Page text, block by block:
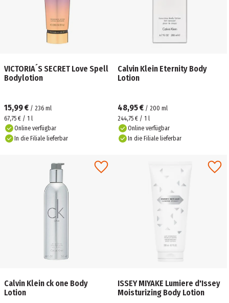
VICTORIA´S SECRET Love Spell
Bodylotion
15,99 € / 236 ml
67,75 € / 1 l
Online verfügbar
In die Filiale lieferbar
Calvin Klein Eternity Body
Lotion
48,95 € / 200 ml
244,75 € / 1 l
Online verfügbar
In die Filiale lieferbar
Calvin Klein ck one Body
Lotion
ISSEY MIYAKE Lumiere d'Issey
Moisturizing Body Lotion